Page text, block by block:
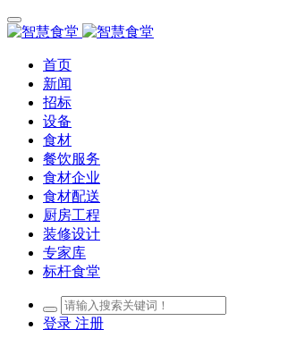
首页
新闻
招标
设备
食材
餐饮服务
食材企业
食材配送
厨房工程
装修设计
专家库
标杆食堂
登录 注册